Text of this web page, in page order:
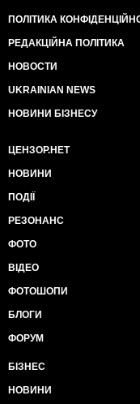
и товаров хай-
комплексом и
▪️рф готова к
Запорожской
▪️рф не возражает
▪️Прекращение
переговоров о
- Китай - ЕС -
Ручаться за 100%
ПОЛІТИКА
РЕДАКЦІЙНА ПОЛІТИКА
НОВОСТИ
UKRAINIAN NEWS
НОВИНИ БІЗНЕСУ
ЦЕНЗОР.НЕТ
НОВИНИ
ПОДІЇ
РЕЗОНАНС
ФОТО
ВІДЕО
ФОТОШОПИ
БЛОГИ
ФОРУМ
БІЗНЕС
НОВИНИ